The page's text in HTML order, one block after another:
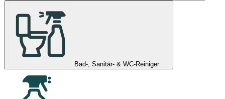
Bad-, Sanitär- & WC-Reiniger